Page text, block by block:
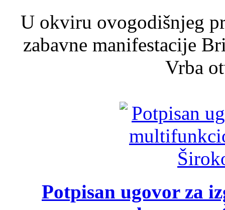
U okviru ovogodišnjeg
zabavne manifestacije
Vrba
Potpisan ugovor za